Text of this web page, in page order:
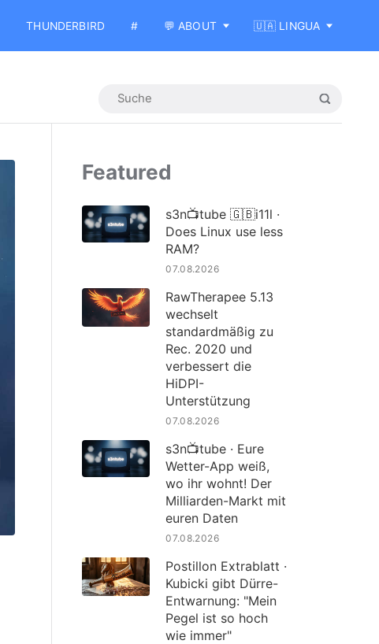
THUNDERBIRD # 💬 ABOUT 🇺🇦 LINGUA
Featured
s3n📺tube 🇬🇧i11l ·
Does Linux use less
RAM?
07.08.2026
RawTherapee 5.13
wechselt
standardmäßig zu
Rec. 2020 und
verbessert die
HiDPI-
Unterstützung
07.08.2026
s3n📺tube · Eure
Wetter-App weiß,
wo ihr wohnt! Der
Milliarden-Markt mit
euren Daten
07.08.2026
Postillon Extrablatt ·
Kubicki gibt Dürre-
Entwarnung: "Mein
Pegel ist so hoch
wie immer"